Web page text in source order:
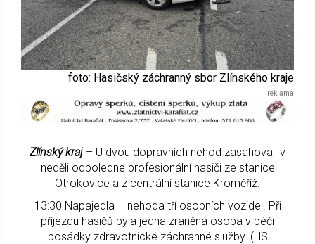
foto: Hasičský záchranný sbor Zlínského kraje
Zlínský kraj – U dvou dopravních nehod zasahovali v
neděli odpoledne profesionální hasiči ze stanice
Otrokovice a z centrální stanice Kroměříž.
13:30 Napajedla – nehoda tří osobních vozidel. Při
příjezdu hasičů byla jedna zraněná osoba v péči
posádky zdravotnické záchranné služby. (HS